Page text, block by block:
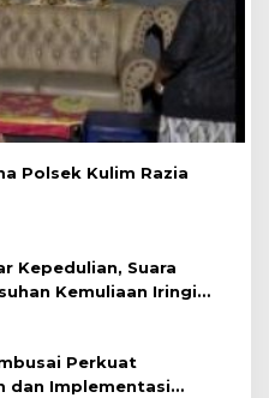
Polsek Kulim Razia
Kepedulian, Suara
Kemuliaan Iringi
Perkuat
dan Implementasi